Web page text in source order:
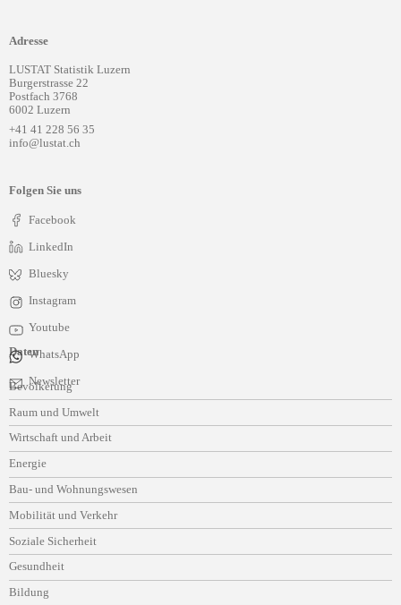
Adresse
LUSTAT Statistik Luzern
Burgerstrasse 22
Postfach 3768
6002 Luzern
+41 41 228 56 35
info@lustat.ch
Folgen Sie uns
Facebook
LinkedIn
Bluesky
Instagram
Youtube
WhatsApp
Newsletter
Daten
Navigation
überspringen
Bevölkerung
Raum und Umwelt
Wirtschaft und Arbeit
Energie
Bau- und Wohnungswesen
Mobilität und Verkehr
Soziale Sicherheit
Gesundheit
Bildung